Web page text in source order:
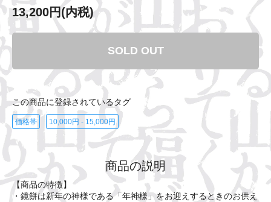
13,200円(内税)
SOLD OUT
この商品に登録されているタグ
価格帯 10,000円 - 15,000円
商品の説明
【商品の特徴】
・鏡餅は新年の神様である「年神様」をお迎えするときのお供え